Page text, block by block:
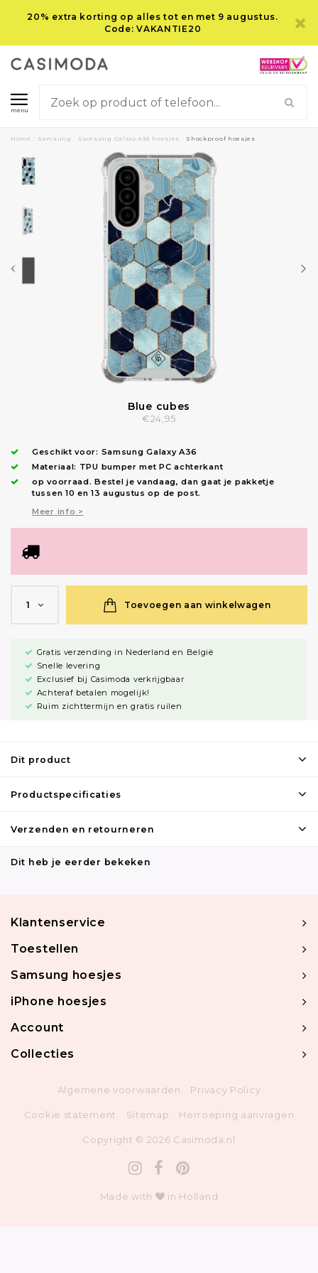
20% extra korting op alles tot en met 9 augustus.
Code: VAKANTIE20
menu
Home Samsung Samsung Galaxy A36 hoesjes Shockproof hoesjes
Blue cubes
€24,95
Geschikt voor: Samsung Galaxy A36
Materiaal: TPU bumper met PC achterkant
op voorraad.Bestel je vandaag, dan gaat je pakketje
tussen 10 en 13 augustus op de post.
Meer info >
1 Toevoegen aan winkelwagen
Gratis verzending in Nederland en België
Snelle levering
Exclusief bij Casimoda verkrijgbaar
Achteraf betalen mogelijk!
Ruim zichttermijn en gratis ruilen
Dit product
Productspecificaties
Verzenden en retourneren
Dit heb je eerder bekeken
Klantenservice
Toestellen
Samsung hoesjes
iPhone hoesjes
Account
Collecties
Algemene voorwaarden Privacy Policy
Cookie statement Sitemap Herroeping aanvragen
Copyright © 2026 Casimoda.nl
Made with in Holland